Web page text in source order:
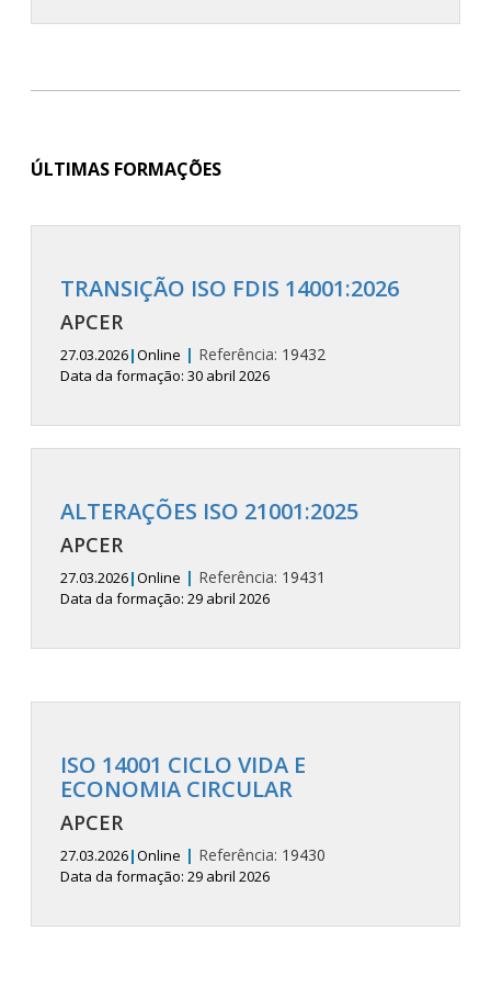
ÚLTIMAS FORMAÇÕES
TRANSIÇÃO ISO FDIS 14001:2026
APCER
27.03.2026|Online | Referência: 19432
Data da formação: 30 abril 2026
ALTERAÇÕES ISO 21001:2025
APCER
27.03.2026|Online | Referência: 19431
Data da formação: 29 abril 2026
ISO 14001 CICLO VIDA E
ECONOMIA CIRCULAR
APCER
27.03.2026|Online | Referência: 19430
Data da formação: 29 abril 2026